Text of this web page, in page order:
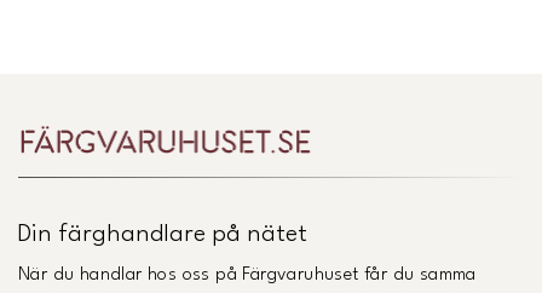
Din färghandlare på nätet
När du handlar hos oss på Färgvaruhuset får du samma